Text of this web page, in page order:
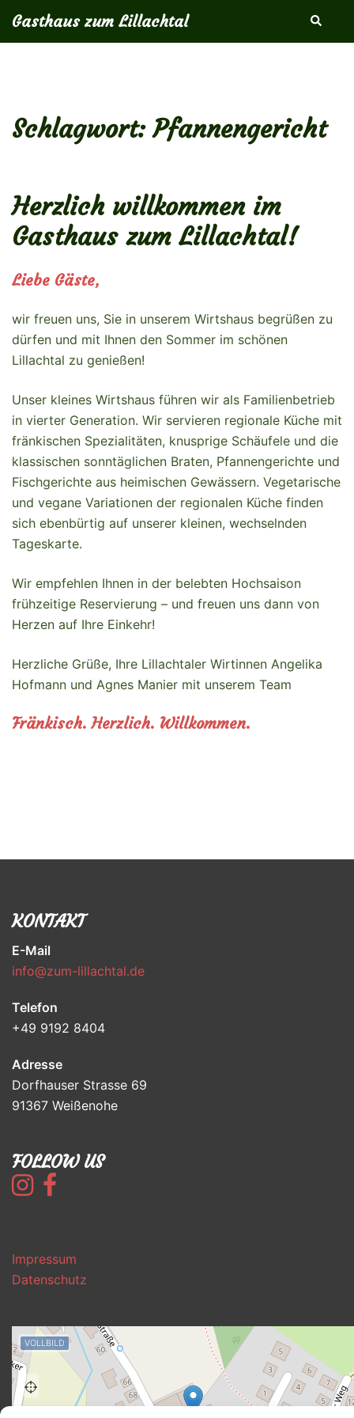
Inhalt
Gasthaus zum Lillachtal Suche
Schlagwort:Pfannengericht
Herzlich willkommen im
Gasthaus zum Lillachtal!
Liebe Gäste,
wir freuen uns, Sie in unserem Wirtshaus begrüßen zu
dürfen und mit Ihnen den Sommer im schönen
Lillachtal zu genießen!
Unser kleines Wirtshaus führen wir als Familienbetrieb
in vierter Generation. Wir servieren regionale Küche mit
fränkischen Spezialitäten, knusprige Schäufele und die
klassischen sonntäglichen Braten, Pfannengerichte und
Fischgerichte aus heimischen Gewässern. Vegetarische
und vegane Variationen der regionalen Küche finden
sich ebenbürtig auf unserer kleinen, wechselnden
Tageskarte.
Wir empfehlen Ihnen in der belebten Hochsaison
frühzeitige Reservierung – und freuen uns dann von
Herzen auf Ihre Einkehr!
Herzliche Grüße, Ihre Lillachtaler Wirtinnen Angelika
Hofmann und Agnes Manier mit unserem Team
Fränkisch. Herzlich. Willkommen.
KONTAKT
E-Mail
info@zum-lillachtal.de
Telefon
+49 9192 8404
Adresse
Dorfhauser Strasse 69
91367 Weißenohe
FOLLOW US
Impressum
Datenschutz
VOLLBILD